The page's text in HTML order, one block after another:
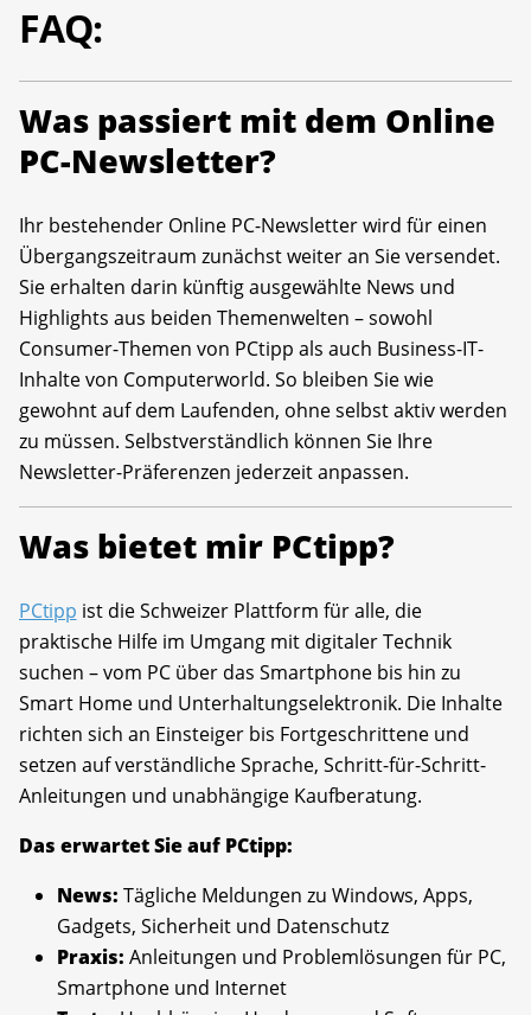
FAQ:
Was passiert mit dem Online
PC-Newsletter?
Ihr bestehender Online PC-Newsletter wird für einen
Übergangszeitraum zunächst weiter an Sie versendet.
Sie erhalten darin künftig ausgewählte News und
Highlights aus beiden Themenwelten – sowohl
Consumer-Themen von PCtipp als auch Business-IT-
Inhalte von Computerworld. So bleiben Sie wie
gewohnt auf dem Laufenden, ohne selbst aktiv werden
zu müssen. Selbstverständlich können Sie Ihre
Newsletter-Präferenzen jederzeit anpassen.
Was bietet mir PCtipp?
PCtipp ist die Schweizer Plattform für alle, die
praktische Hilfe im Umgang mit digitaler Technik
suchen – vom PC über das Smartphone bis hin zu
Smart Home und Unterhaltungselektronik. Die Inhalte
richten sich an Einsteiger bis Fortgeschrittene und
setzen auf verständliche Sprache, Schritt-für-Schritt-
Anleitungen und unabhängige Kaufberatung.
Das erwartet Sie auf PCtipp:
News: Tägliche Meldungen zu Windows, Apps,
Gadgets, Sicherheit und Datenschutz
Praxis: Anleitungen und Problemlösungen für PC,
Smartphone und Internet